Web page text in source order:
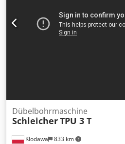
Kłodawa 833 km
Dübelbohrmaschine
SchleicherTPU 3 T